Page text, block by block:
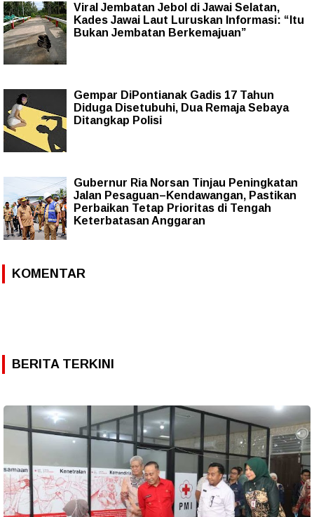
Viral Jembatan Jebol di Jawai Selatan,
Kades Jawai Laut Luruskan Informasi: “Itu
Bukan Jembatan Berkemajuan”
Gempar DiPontianak Gadis 17 Tahun
Diduga Disetubuhi, Dua Remaja Sebaya
Ditangkap Polisi
Gubernur Ria Norsan Tinjau Peningkatan
Jalan Pesaguan–Kendawangan, Pastikan
Perbaikan Tetap Prioritas di Tengah
Keterbatasan Anggaran
KOMENTAR
BERITA TERKINI